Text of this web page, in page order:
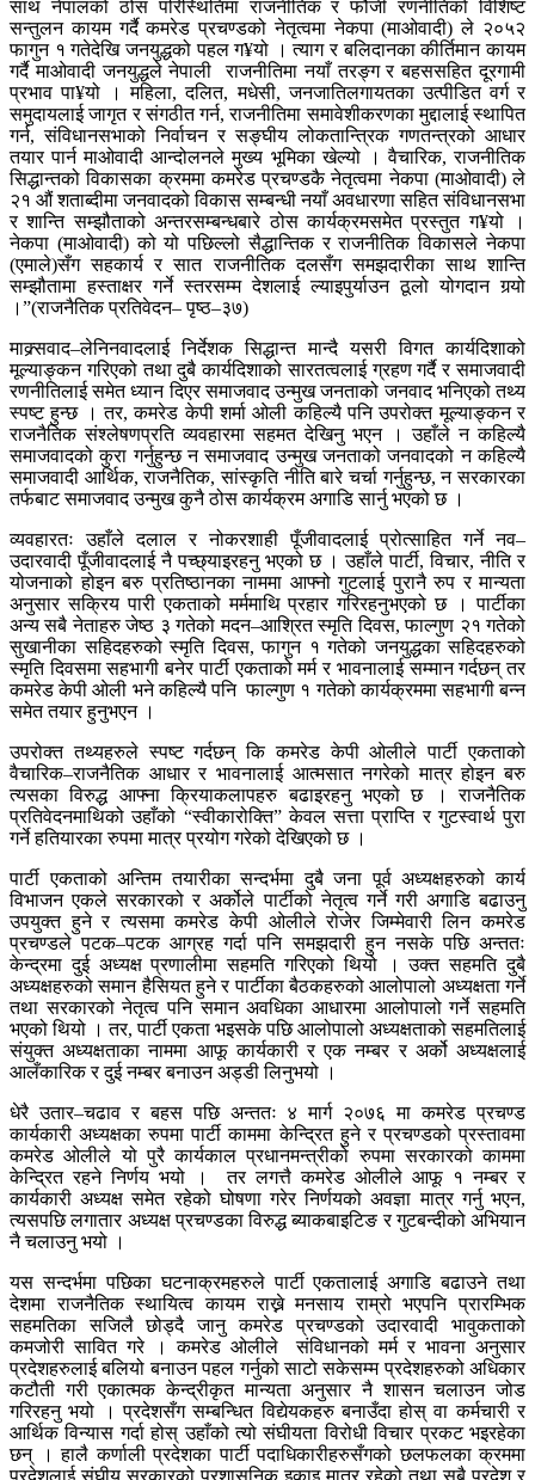
साथ नेपालको ठोस परिस्थितिमा राजनीतिक र फौजी रणनीतिको विशिष्ट
सन्तुलन कायम गर्दै कमरेड प्रचण्डको नेतृत्वमा नेकपा (माओवादी) ले २०५२
फागुन १ गतेदेखि जनयुद्धको पहल ग¥यो । त्याग र बलिदानका कीर्तिमान कायम
गर्दै माओवादी जनयुद्धले नेपाली राजनीतिमा नयाँ तरङ्ग र बहससहित दूरगामी
प्रभाव पा¥यो । महिला, दलित, मधेसी, जनजातिलगायतका उत्पीडित वर्ग र
समुदायलाई जागृत र संगठीत गर्न, राजनीतिमा समावेशीकरणका मुद्दालाई स्थापित
गर्न, संविधानसभाको निर्वाचन र सङ्घीय लोकतान्त्रिक गणतन्त्रको आधार
तयार पार्न माओवादी आन्दोलनले मुख्य भूमिका खेल्यो । वैचारिक, राजनीतिक
सिद्धान्तको विकासका क्रममा कमरेड प्रचण्डकै नेतृत्वमा नेकपा (माओवादी) ले
२१ औं शताब्दीमा जनवादको विकास सम्बन्धी नयाँ अवधारणा सहित संविधानसभा
र शान्ति सम्झौताको अन्तरसम्बन्धबारे ठोस कार्यक्रमसमेत प्रस्तुत ग¥यो ।
नेकपा (माओवादी) को यो पछिल्लो सैद्धान्तिक र राजनीतिक विकासले नेकपा
(एमाले)सँग सहकार्य र सात राजनीतिक दलसँग समझदारीका साथ शान्ति
सम्झौतामा हस्ताक्षर गर्ने स्तरसम्म देशलाई ल्याइपुर्याउन ठूलो योगदान गर्‍यो
।”(राजनैतिक प्रतिवेदन– पृष्ठ–३७)
माक्र्सवाद–लेनिनवादलाई निर्देशक सिद्धान्त मान्दै यसरी विगत कार्यदिशाको
मूल्याङ्कन गरिएको तथा दुबै कार्यदिशाको सारतत्वलाई ग्रहण गर्दै र समाजवादी
रणनीतिलाई समेत ध्यान दिएर समाजवाद उन्मुख जनताको जनवाद भनिएको तथ्य
स्पष्ट हुन्छ । तर, कमरेड केपी शर्मा ओली कहिल्यै पनि उपरोक्त मूल्याङ्कन र
राजनैतिक संश्लेषणप्रति व्यवहारमा सहमत देखिनु भएन । उहाँले न कहिल्यै
समाजवादको कुरा गर्नुहुन्छ न समाजवाद उन्मुख जनताको जनवादको न कहिल्यै
समाजवादी आर्थिक, राजनैतिक, सांस्कृति नीति बारे चर्चा गर्नुहुन्छ, न सरकारका
तर्फबाट समाजवाद उन्मुख कुनै ठोस कार्यक्रम अगाडि सार्नु भएको छ ।
व्यवहारतः उहाँले दलाल र नोकरशाही पूँजीवादलाई प्रोत्साहित गर्ने नव–
उदारवादी पूँजीवादलाई नै पच्छ्याइरहनु भएको छ । उहाँले पार्टी, विचार, नीति र
योजनाको होइन बरु प्रतिष्ठानका नाममा आफ्नो गुटलाई पुरानै रुप र मान्यता
अनुसार सक्रिय पारी एकताको मर्ममाथि प्रहार गरिरहनुभएको छ । पार्टीका
अन्य सबै नेताहरु जेष्ठ ३ गतेको मदन–आश्रित स्मृति दिवस, फाल्गुण २१ गतेको
सुखानीका सहिदहरुको स्मृति दिवस, फागुन १ गतेको जनयुद्धका सहिदहरुको
स्मृति दिवसमा सहभागी बनेर पार्टी एकताको मर्म र भावनालाई सम्मान गर्दछन् तर
कमरेड केपी ओली भने कहिल्यै पनि फाल्गुण १ गतेको कार्यक्रममा सहभागी बन्न
समेत तयार हुनुभएन ।
उपरोक्त तथ्यहरुले स्पष्ट गर्दछन् कि कमरेड केपी ओलीले पार्टी एकताको
वैचारिक–राजनैतिक आधार र भावनालाई आत्मसात नगरेको मात्र होइन बरु
त्यसका विरुद्ध आफ्ना क्रियाकलापहरु बढाइरहनु भएको छ । राजनैतिक
प्रतिवेदनमाथिको उहाँको “स्वीकारोक्ति” केवल सत्ता प्राप्ति र गुटस्वार्थ पुरा
गर्ने हतियारका रुपमा मात्र प्रयोग गरेको देखिएको छ ।
पार्टी एकताको अन्तिम तयारीका सन्दर्भमा दुबै जना पूर्व अध्यक्षहरुको कार्य
विभाजन एकले सरकारको र अर्कोले पार्टीको नेतृत्व गर्ने गरी अगाडि बढाउनु
उपयुक्त हुने र त्यसमा कमरेड केपी ओलीले रोजेर जिम्मेवारी लिन कमरेड
प्रचण्डले पटक–पटक आग्रह गर्दा पनि समझदारी हुन नसके पछि अन्ततः
केन्द्रमा दुई अध्यक्ष प्रणालीमा सहमति गरिएको थियो । उक्त सहमति दुबै
अध्यक्षहरुको समान हैसियत हुने र पार्टीका बैठकहरुको आलोपालो अध्यक्षता गर्ने
तथा सरकारको नेतृत्व पनि समान अवधिका आधारमा आलोपालो गर्ने सहमति
भएको थियो । तर, पार्टी एकता भइसके पछि आलोपालो अध्यक्षताको सहमतिलाई
संयुक्त अध्यक्षताका नाममा आफू कार्यकारी र एक नम्बर र अर्को अध्यक्षलाई
आलँकारिक र दुई नम्बर बनाउन अड्डी लिनुभयो ।
धेरै उतार–चढाव र बहस पछि अन्ततः ४ मार्ग २०७६ मा कमरेड प्रचण्ड
कार्यकारी अध्यक्षका रुपमा पार्टी काममा केन्द्रित हुने र प्रचण्डको प्रस्तावमा
कमरेड ओलीले यो पुरै कार्यकाल प्रधानमन्त्रीको रुपमा सरकारको काममा
केन्द्रित रहने निर्णय भयो । तर लगत्तै कमरेड ओलीले आफू १ नम्बर र
कार्यकारी अध्यक्ष समेत रहेको घोषणा गरेर निर्णयको अवज्ञा मात्र गर्नु भएन,
त्यसपछि लगातार अध्यक्ष प्रचण्डका विरुद्ध ब्याकबाइटिङ र गुटबन्दीको अभियान
नै चलाउनु भयो ।
यस सन्दर्भमा पछिका घटनाक्रमहरुले पार्टी एकतालाई अगाडि बढाउने तथा
देशमा राजनैतिक स्थायित्व कायम राख्ने मनसाय राम्रो भएपनि प्रारम्भिक
सहमतिका सजिलै छोड्दै जानु कमरेड प्रचण्डको उदारवादी भावुकताको
कमजोरी सावित गरे । कमरेड ओलीले संविधानको मर्म र भावना अनुसार
प्रदेशहरुलाई बलियो बनाउन पहल गर्नुको साटो सकेसम्म प्रदेशहरुको अधिकार
कटौती गरी एकात्मक केन्द्रीकृत मान्यता अनुसार नै शासन चलाउन जोड
गरिरहनु भयो । प्रदेशसँग सम्बन्धित विद्येयकहरु बनाउँदा होस् वा कर्मचारी र
आर्थिक विन्यास गर्दा होस् उहाँको त्यो संघीयता विरोधी विचार प्रकट भइरहेका
छन् । हालै कर्णाली प्रदेशका पार्टी पदाधिकारीहरुसँगको छलफलका क्रममा
प्रदेशलाई संघीय सरकारको प्रशासनिक इकाइ मात्र रहेको तथा सबै प्रदेश र